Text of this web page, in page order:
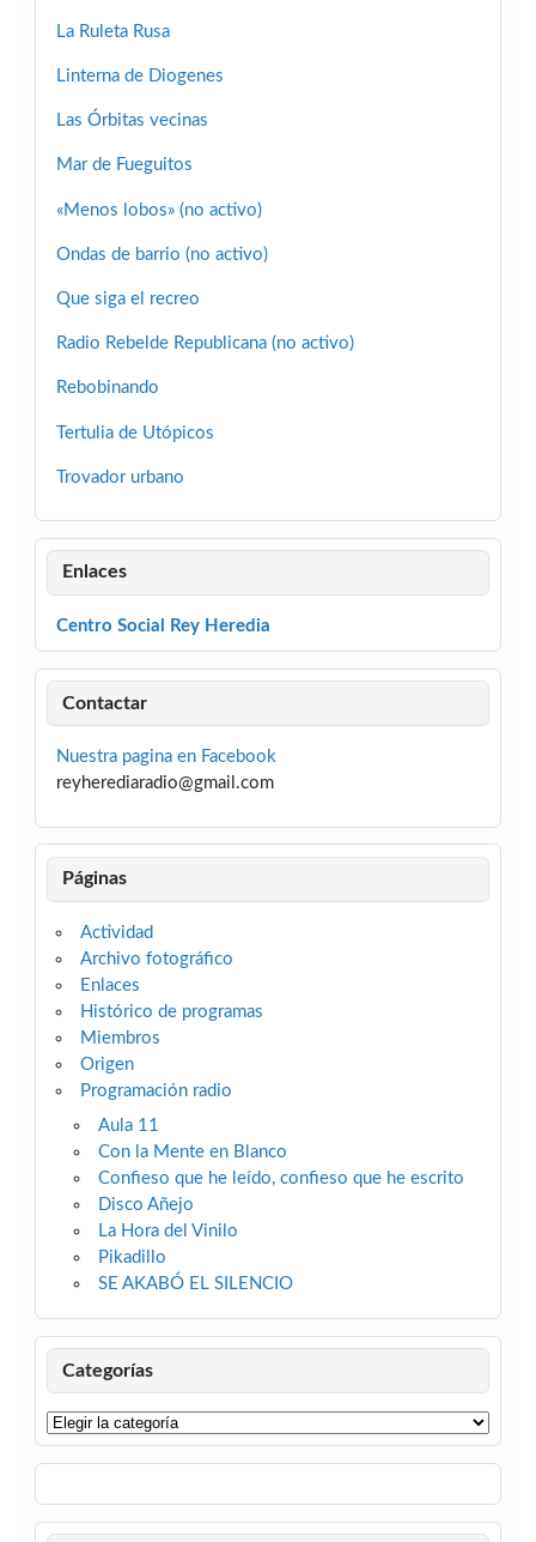
La Ruleta Rusa
Linterna de Diogenes
Las Órbitas vecinas
Mar de Fueguitos
«Menos lobos» (no activo)
Ondas de barrio (no activo)
Que siga el recreo
Radio Rebelde Republicana (no activo)
Rebobinando
Tertulia de Utópicos
Trovador urbano
Enlaces
Centro Social Rey Heredia
Contactar
Nuestra pagina en Facebook
reyherediaradio@gmail.com
Páginas
Actividad
Archivo fotográfico
Enlaces
Histórico de programas
Miembros
Origen
Programación radio
Aula 11
Con la Mente en Blanco
Confieso que he leído, confieso que he escrito
Disco Añejo
La Hora del Vinilo
Pikadillo
SE AKABÓ EL SILENCIO
Categorías
Categorías